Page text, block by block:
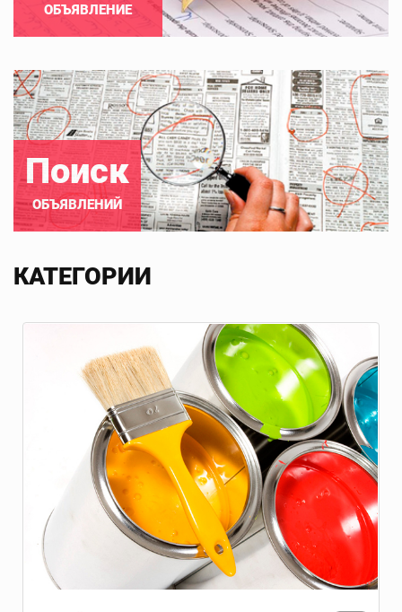
ОБЪЯВЛЕНИЕ
Поиск
ОБЪЯВЛЕНИЙ
КАТЕГОРИИ